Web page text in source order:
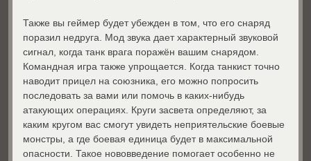
Также вы геймер будет убежден в том, что его снаряд
поразил недруга. Мод звука дает характерный звуковой
сигнал, когда танк врага поражён вашим снарядом.
Командная игра также упрощается. Когда танкист точно
наводит прицел на союзника, его можно попросить
последовать за вами или помочь в каких-нибудь
атакующих операциях. Круги засвета определяют, за
каким кругом вас смогут увидеть неприятельские боевые
монстры, а где боевая единица будет в максимальной
опасности. Такое нововведение помогает особенно не